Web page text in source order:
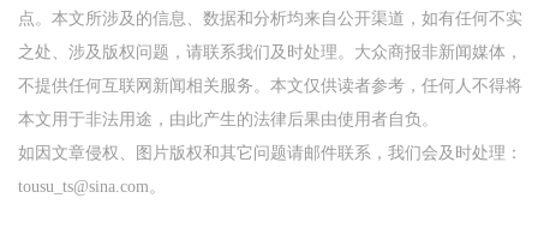
点。本文所涉及的信息、数据和分析均来自公开渠道，如有任何不实
之处、涉及版权问题，请联系我们及时处理。大众商报非新闻媒体，
不提供任何互联网新闻相关服务。本文仅供读者参考，任何人不得将
本文用于非法用途，由此产生的法律后果由使用者自负。
如因文章侵权、图片版权和其它问题请邮件联系，我们会及时处理：
tousu_ts@sina.com。